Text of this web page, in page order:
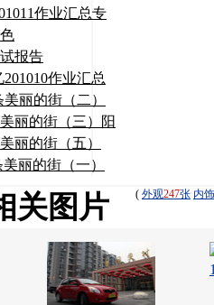
作业汇总专
报告
作业汇总
丽的街（二）
丽的街（三）阳
丽的街（五）
丽的街（一）
( 外观247张 内饰
关图片